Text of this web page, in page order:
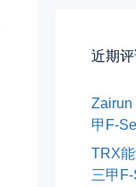
近期
Zairun
甲F-
TRX
三甲
所
晨风